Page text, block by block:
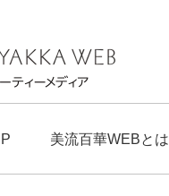
美流百華WEBとは